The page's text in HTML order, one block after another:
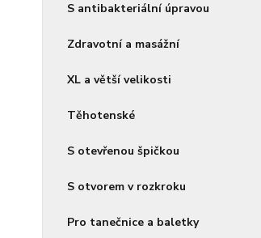
S antibakteriální úpravou
Zdravotní a masážní
XL a větší velikosti
Těhotenské
S otevřenou špičkou
S otvorem v rozkroku
Pro tanečnice a baletky